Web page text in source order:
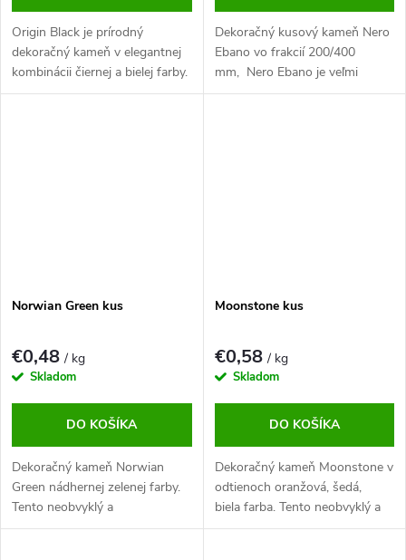
Origin Black je prírodný
dekoračný kameň v elegantnej
kombinácii čiernej a bielej farby.
Vhodný na dekoráciu záhrad,
Dekoračný kusový kameň Nero
Ebano vo frakcií 200/400
mm, Nero Ebano je veľmi
estetického a pôsobivého
Norwian Green kus
€0,48/ kg
Skladom
DO KOŠÍKA
Dekoračný kameň Norwian
Green nádhernej zelenej farby.
Tento neobvyklý a
pútavý okrasný kameň určite
Moonstone kus
€0,58/ kg
Skladom
DO KOŠÍKA
Dekoračný kameň Moonstone v
odtienoch oranžová, šedá,
biela farba. Tento neobvyklý a
pútavý okrasný kameň určite